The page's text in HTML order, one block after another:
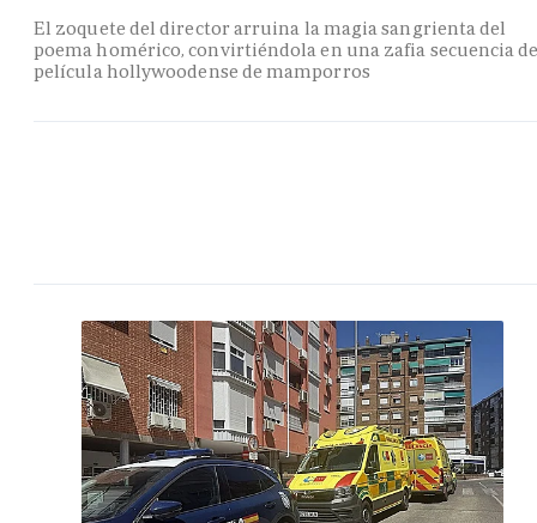
El zoquete del director arruina la magia sangrienta del
poema homérico, convirtiéndola en una zafia secuencia
película hollywoodense de mamporros